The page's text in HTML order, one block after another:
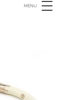
MENU